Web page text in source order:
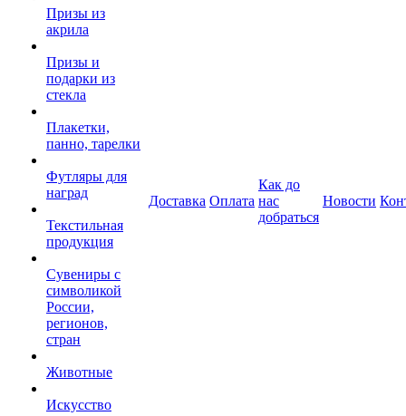
Призы из
акрила
Призы и
подарки из
стекла
Плакетки,
панно, тарелки
Футляры для
наград
Текстильная
продукция
Сувениры с
символикой
России,
регионов,
стран
Животные
Искусство
Доставка Оплата
Как до
нас
добраться
Новости